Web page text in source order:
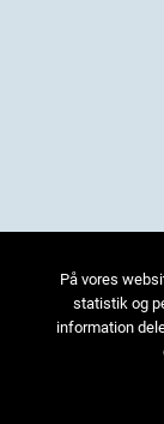
På vores
statistik og
information